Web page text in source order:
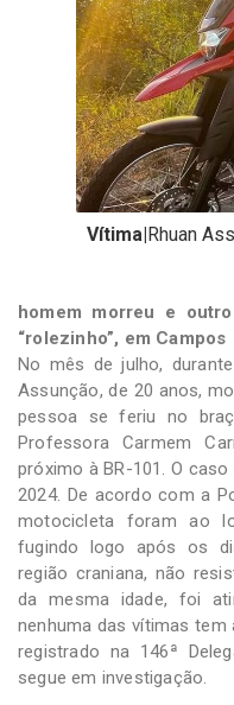
Vítima|Rhuan
homem morreu e
“rolezinho”, em Campos
No mês de julho,
Assunção, de 20 anos,
pessoa se feriu no
Professora Carmem
próximo à BR-101. O
2024. De acordo com a
motocicleta foram ao
fugindo logo após os
região craniana, não
da mesma idade, foi
nenhuma das vítimas
registrado na 146ª
segue em investigação.